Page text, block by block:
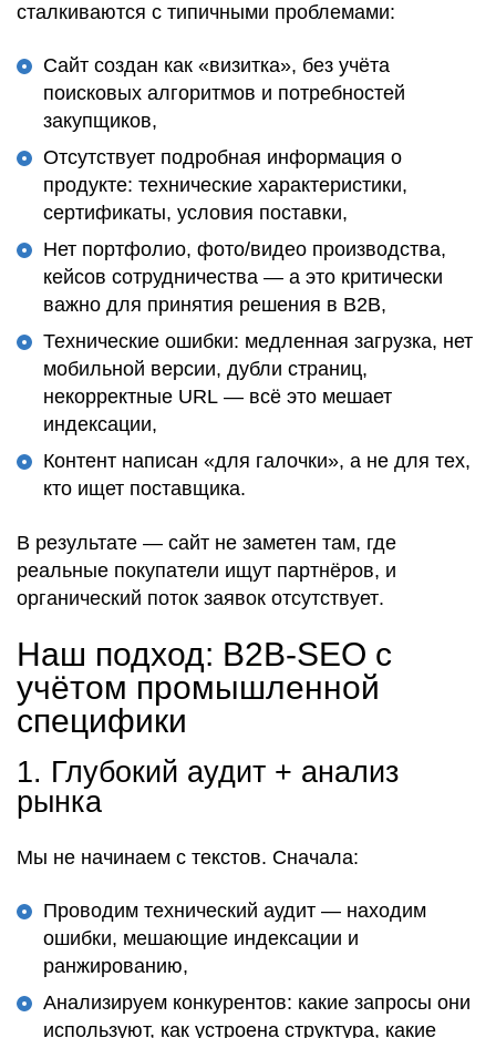
сталкиваются с типичными проблемами:
Сайт создан как «визитка», без учёта
поисковых алгоритмов и потребностей
закупщиков,
Отсутствует подробная информация о
продукте: технические характеристики,
сертификаты, условия поставки,
Нет портфолио, фото/видео производства,
кейсов сотрудничества — а это критически
важно для принятия решения в B2B,
Технические ошибки: медленная загрузка, нет
мобильной версии, дубли страниц,
некорректные URL — всё это мешает
индексации,
Контент написан «для галочки», а не для тех,
кто ищет поставщика.
В результате — сайт не заметен там, где
реальные покупатели ищут партнёров, и
органический поток заявок отсутствует.
Наш подход: B2B-SEO с
учётом промышленной
специфики
1. Глубокий аудит + анализ
рынка
Мы не начинаем с текстов. Сначала:
Проводим технический аудит — находим
ошибки, мешающие индексации и
ранжированию,
Анализируем конкурентов: какие запросы они
используют, как устроена структура, какие